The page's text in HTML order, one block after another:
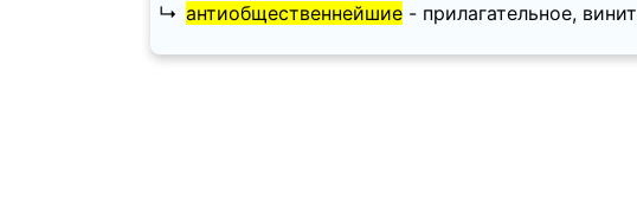
↳ антиобщественнейшие - прилагательное,